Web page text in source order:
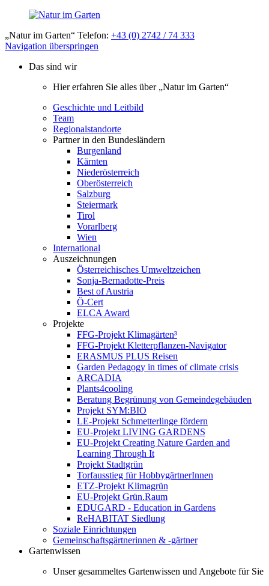
„Natur im Garten“ Telefon: +43 (0) 2742 / 74 333
Navigation überspringen
Das sind wir
Hier erfahren Sie alles über „Natur im Garten“
Geschichte und Leitbild
Team
Regionalstandorte
Partner in den Bundesländern
Burgenland
Kärnten
Niederösterreich
Oberösterreich
Salzburg
Steiermark
Tirol
Vorarlberg
Wien
International
Auszeichnungen
Österreichisches Umweltzeichen
Sonja-Bernadotte-Preis
Best of Austria
Ö-Cert
ELCA Award
Projekte
FFG-Projekt Klimagärten³
FFG-Projekt Kletterpflanzen-Navigator
ERASMUS PLUS Reisen
Garden Pedagogy in times of climate crisis
ARCADIA
Plants4cooling
Beratung Begrünung von Gemeindegebäuden
Projekt SYM:BIO
LE-Projekt Schmetterlinge fördern
EU-Projekt LIVING GARDENS
EU-Projekt Creating Nature Garden and
Learning Through It
Projekt Stadtgrün
Torfausstieg für HobbygärtnerInnen
ETZ-Projekt Klimagrün
EU-Projekt Grün.Raum
EDUGARD - Education in Gardens
ReHABITAT Siedlung
Soziale Einrichtungen
Gemeinschaftsgärtnerinnen & -gärtner
Gartenwissen
Unser gesammeltes Gartenwissen und Angebote für Sie